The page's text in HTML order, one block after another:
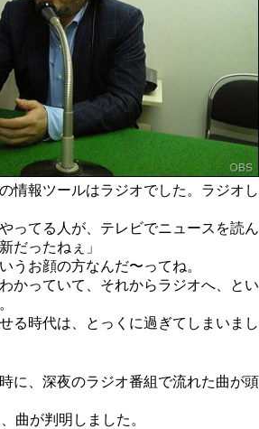
情報ツールはラジオでした。ラジオし
ってる人が、テレビでニュースを読ん
だったねぇ」
うお顔の方なんだ〜ってね。
かっていて、それからラジオへ、とい
る時代は、とっくに過ぎてしまいまし
に、深夜のラジオ番組で流れた曲が頭
曲が判明しました。